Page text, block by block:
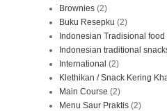
Brownies (2)
Buku Resepku (2)
Indonesian Tradisional food
Indonesian traditional
International (2)
Klethikan / Snack Kering
Main Course (2)
Menu Saur Praktis (2)